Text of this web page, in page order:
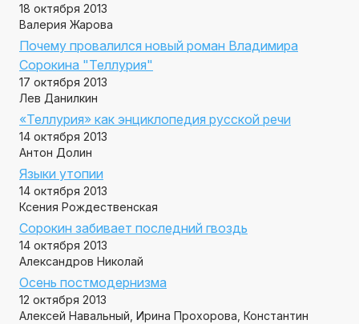
18 октября 2013
Валерия Жарова
Почему провалился новый роман Владимира
Сорокина "Теллурия"
17 октября 2013
Лев Данилкин
«Теллурия» как энциклопедия русской речи
14 октября 2013
Антон Долин
Языки утопии
14 октября 2013
Ксения Рождественская
Сорокин забивает последний гвоздь
14 октября 2013
Александров Николай
Осень постмодернизма
12 октября 2013
Алексей Навальный, Ирина Прохорова, Константин